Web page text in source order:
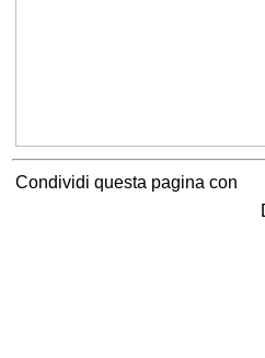
Condividi questa pagina con